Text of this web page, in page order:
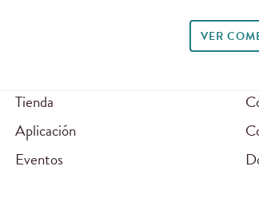
VER
Tienda
Aplicación
Eventos